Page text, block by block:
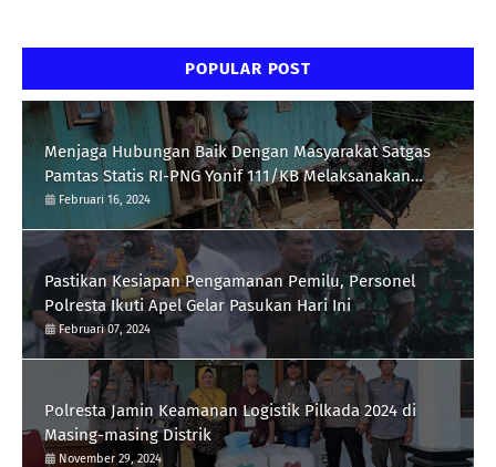
POPULAR POST
Menjaga Hubungan Baik Dengan Masyarakat Satgas
Pamtas Statis RI-PNG Yonif 111/KB Melaksanakan
Silaturrahmi
Februari 16, 2024
Pastikan Kesiapan Pengamanan Pemilu, Personel
Polresta Ikuti Apel Gelar Pasukan Hari Ini
Februari 07, 2024
Polresta Jamin Keamanan Logistik Pilkada 2024 di
Masing-masing Distrik
November 29, 2024